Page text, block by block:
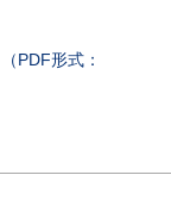
PDF形式：